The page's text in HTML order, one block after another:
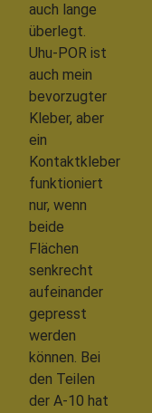
auch lange
überlegt.
Uhu-POR ist
auch mein
bevorzugter
Kleber, aber
ein
Kontaktkleber
funktioniert
nur, wenn
beide
Flächen
senkrecht
aufeinander
gepresst
werden
können. Bei
den Teilen
der A-10 hat